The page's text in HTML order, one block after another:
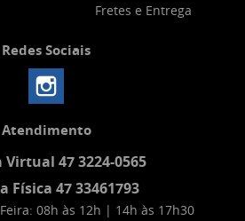
Fretes e Entrega
Redes Sociais
Atendimento
Virtual 47 3224-0565
Física 47 33461793
08h às 12h | 14h às 17h30